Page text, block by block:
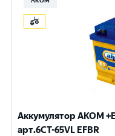
Аккумулятор AKOM
арт.6CT-65VL EFBR